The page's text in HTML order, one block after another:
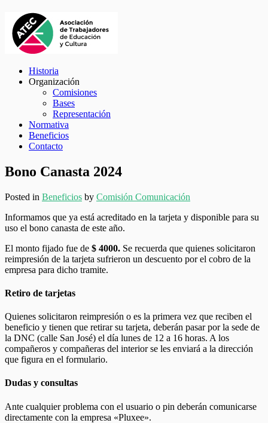
Historia
Organización
Comisiones
Bases
Representación
Normativa
Beneficios
Contacto
Bono Canasta 2024
Posted in Beneficios by Comisión Comunicación
Informamos que ya está acreditado en la tarjeta y disponible para su
uso el bono canasta de este año.
El monto fijado fue de $ 4000. Se recuerda que quienes solicitaron
reimpresión de la tarjeta sufrieron un descuento por el cobro de la
empresa para dicho tramite.
Retiro de tarjetas
Quienes solicitaron reimpresión o es la primera vez que reciben el
beneficio y tienen que retirar su tarjeta, deberán pasar por la sede de
la DNC (calle San José) el día lunes de 12 a 16 horas. A los
compañeros y compañeras del interior se les enviará a la dirección
que figura en el formulario.
Dudas y consultas
Ante cualquier problema con el usuario o pin deberán comunicarse
directamente con la empresa «Pluxee».